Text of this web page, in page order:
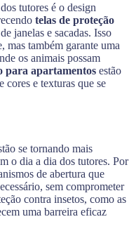
tutores é o design
telas de proteção
janelas e sacadas. Isso
mas também garante uma
os animais possam
para apartamentos estão
cores e texturas que se
se tornando mais
o dia a dia dos tutores. Por
de abertura que
sem comprometer
contra insetos, como as
uma barreira eficaz